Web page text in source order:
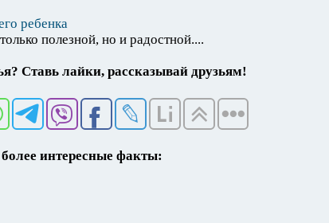
ребенка
полезной, но и радостной....
Ставь лайки, рассказывай друзьям!
интересные факты: